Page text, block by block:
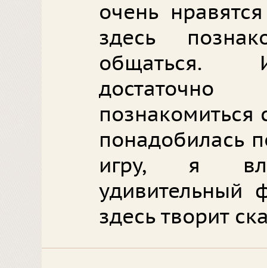
очень
здесь
общаться.
понадобилась
игру, я
удивительный
здесь творит